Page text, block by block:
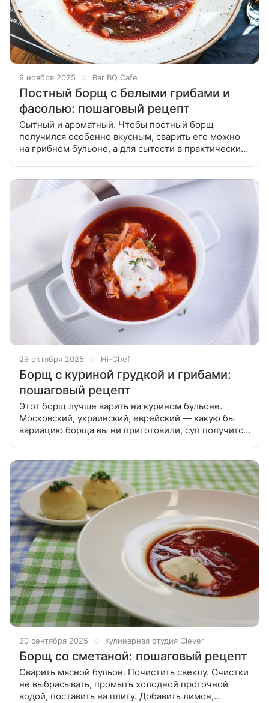
9 ноября 2025 Bar BQ Cafе
Постный борщ с белыми грибами и
фасолью: пошаговый рецепт
Сытный и ароматный. Чтобы постный борщ
получился особенно вкусным, сварить его можно
на грибном бульоне, а для сытости в практически
29 октября 2025 Hi-Chef
Борщ с куриной грудкой и грибами:
пошаговый рецепт
Этот борщ лучше варить на курином бульоне.
Московский, украинский, еврейский — какую бы
вариацию борща вы ни приготовили, суп получится
20 сентября 2025 Кулинарная студия Clever
Борщ со сметаной: пошаговый рецепт
Сварить мясной бульон. Почистить свеклу. Очистки
не выбрасывать, промыть холодной проточной
водой, поставить на плиту. Добавить лимон,